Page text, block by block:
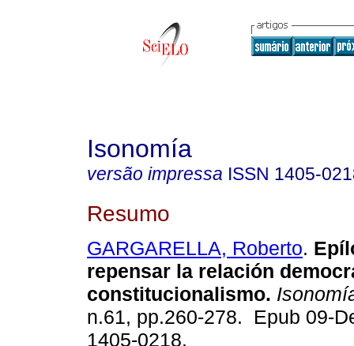
Isonomía
versão impressa ISSN 1405-
Resumo
GARGARELLA, Roberto.
repensar la relación
constitucionalismo.
n.61, pp.260-278. Epub 09-
1405-0218.